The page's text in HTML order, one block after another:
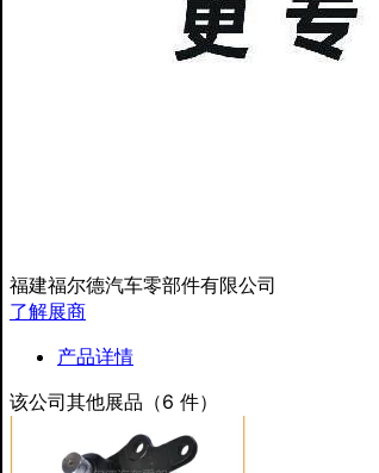
福建福尔德汽车零部件有限公司
了解展商
产品详情
该公司其他展品（6 件）